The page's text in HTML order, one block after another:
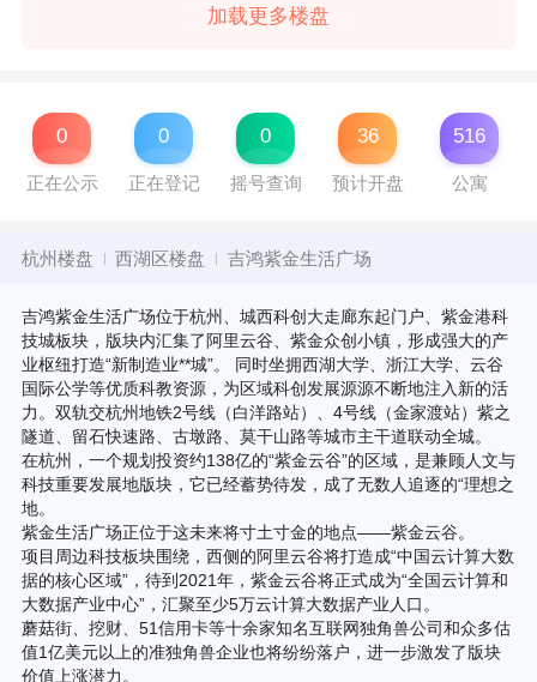
加载更多楼盘
0
正在公示
0
正在登记
0
摇号查询
36
预计开盘
516
公寓
杭州楼盘 西湖区楼盘 吉鸿紫金生活广场
吉鸿紫金生活广场位于杭州、城西科创大走廊东起门户、紫金港科
技城板块，版块内汇集了阿里云谷、紫金众创小镇，形成强大的产
业枢纽打造“新制造业**城”。 同时坐拥西湖大学、浙江大学、云谷
国际公学等优质科教资源，为区域科创发展源源不断地注入新的活
力。双轨交杭州地铁2号线（白洋路站）、4号线（金家渡站）紫之
隧道、留石快速路、古墩路、莫干山路等城市主干道联动全城。
在杭州，一个规划投资约138亿的“紫金云谷”的区域，是兼顾人文与
科技重要发展地版块，它已经蓄势待发，成了无数人追逐的“理想之
地。
紫金生活广场正位于这未来将寸土寸金的地点——紫金云谷。
项目周边科技板块围绕，西侧的阿里云谷将打造成“中国云计算大数
据的核心区域”，待到2021年，紫金云谷将正式成为“全国云计算和
大数据产业中心”，汇聚至少5万云计算大数据产业人口。
蘑菇街、挖财、51信用卡等十余家知名互联网独角兽公司和众多估
值1亿美元以上的准独角兽企业也将纷纷落户，进一步激发了版块
价值上涨潜力。